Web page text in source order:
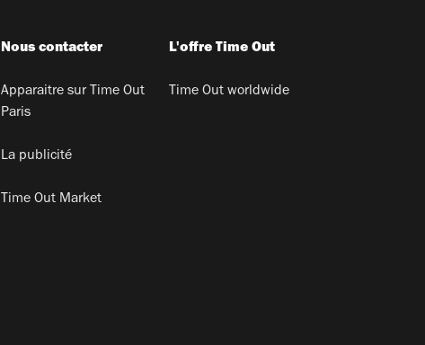
Nous contacter
Apparaitre sur Time Out
Paris
La publicité
Time Out Market
L'offre Time Out
Time Out worldwide